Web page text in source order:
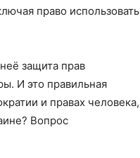
право использовать
защита прав
И это правильная
и правах человека,
Вопрос